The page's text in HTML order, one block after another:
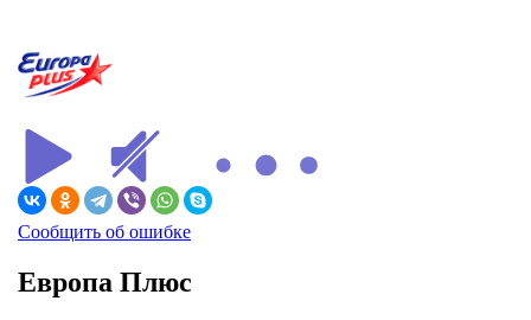
Сообщить об ошибке
Европа Плюс